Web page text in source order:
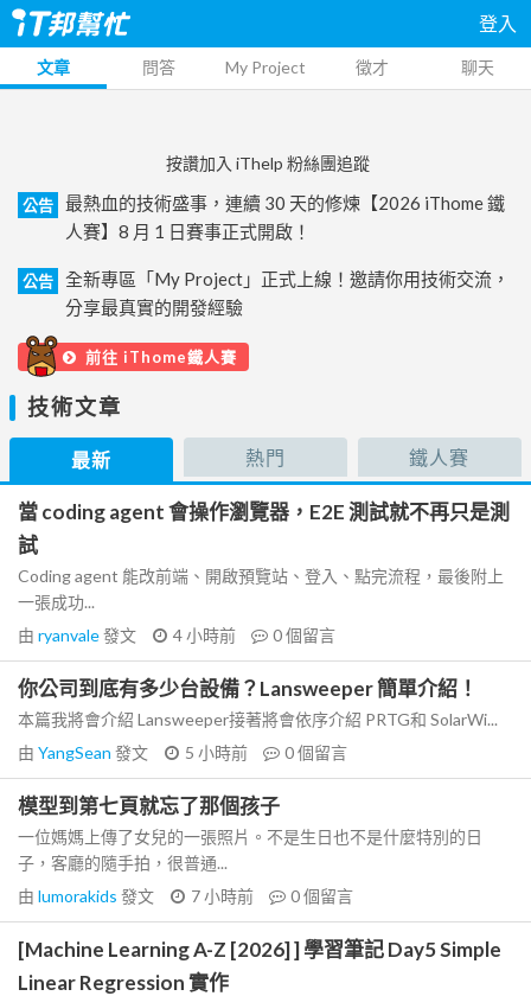
登入
文章 問答 My Project 徵才 聊天
按讚加入 iThelp 粉絲團追蹤
公告
最熱血的技術盛事，連續 30 天的修煉【2026 iThome 鐵
人賽】8 月 1 日賽事正式開啟！
公告
全新專區「My Project」正式上線！邀請你用技術交流，
分享最真實的開發經驗
前往 iThome鐵人賽
技術文章
最新 熱門 鐵人賽
當 coding agent 會操作瀏覽器，E2E 測試就不再只是測
試
Coding agent 能改前端、開啟預覽站、登入、點完流程，最後附上
一張成功...
由 ryanvale發文 4 小時前 0個留言
你公司到底有多少台設備？Lansweeper 簡單介紹！
本篇我將會介紹 Lansweeper接著將會依序介紹 PRTG和 SolarWi...
由 YangSean 發文 5 小時前 0個留言
模型到第七頁就忘了那個孩子
一位媽媽上傳了女兒的一張照片。不是生日也不是什麼特別的日
子，客廳的隨手拍，很普通...
由 lumorakids 發文 7 小時前 0個留言
[Machine Learning A-Z [2026] ] 學習筆記 Day5 Simple
Linear Regression 實作